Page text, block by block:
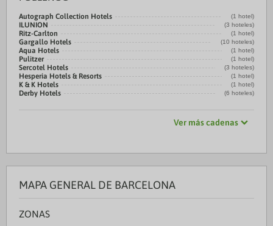
Autograph Collection Hotels (1 hotel)
ILUNION (3 hoteles)
Ritz-Carlton (1 hotel)
Gargallo Hotels (10 hoteles)
Aqua Hotels (1 hotel)
Pulitzer (1 hotel)
Sercotel Hotels (3 hoteles)
Hesperia Hotels & Resorts (1 hotel)
K & K Hotels (1 hotel)
Derby Hotels (6 hoteles)
Ver más cadenas
MAPA GENERAL DE BARCELONA
ZONAS